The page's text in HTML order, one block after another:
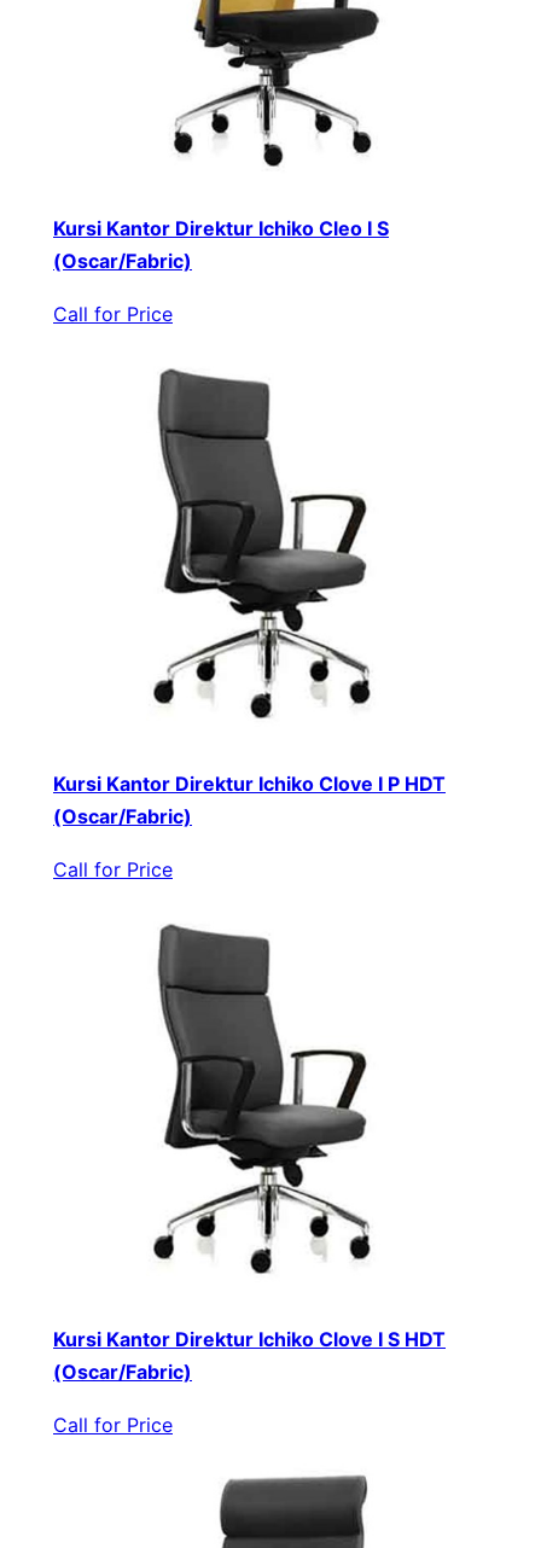
Kursi Kantor Direktur Ichiko Cleo I S
(Oscar/Fabric)
Call for Price
Kursi Kantor Direktur Ichiko Clove I P HDT
(Oscar/Fabric)
Call for Price
Kursi Kantor Direktur Ichiko Clove I S HDT
(Oscar/Fabric)
Call for Price